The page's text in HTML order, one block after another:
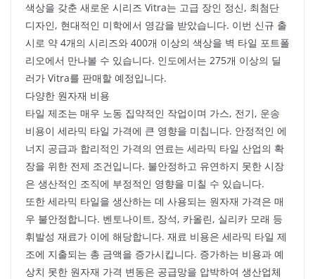
색상을 갖춘 새로운 시리즈 Vitra는 고급 장인 정신, 최첨단
디자인, 현대적인 미학에서 영감을 받았습니다. 이번 신규 출
시로 약 4개의 시리즈와 400개 이상의 색상을 벽 타일 포트폴
리오에서 만나볼 수 있습니다. 인도에서는 275개 이상의 딜
러가 Vitra를 판매할 예정입니다.
다양한 원자재 비용
타일 제조는 매우 노동 집약적인 작업이며 가스, 전기, 운송
비용이 세라믹 타일 가격에 큰 영향을 미칩니다. 안정적인 에
너지 공급과 합리적인 가격의 연료는 세라믹 타일 산업의 확
장을 위한 전제 조건입니다. 불안정하고 유연하지 못한 시장
은 생산적인 조직에 부정적인 영향을 미칠 수 있습니다.
또한 세라믹 타일을 생산하는 데 사용되는 원자재 가격은 매
우 불안정합니다. 벤토나이트, 장석, 카올린, 실리카 모래 등
휘발성 재료가 이에 해당합니다. 재료 비용은 세라믹 타일 제
조에 지출되는 총 금액을 증가시킵니다. 증가하는 비용과 예
상치 못한 원자재 가격 변동은 공급망을 압박하여 생산업체